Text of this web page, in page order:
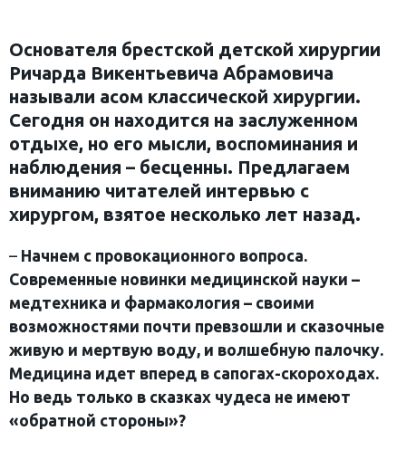
Основателя брестской детской хирургии
Ричарда Викентьевича Абрамовича
называли асом классической хирургии.
Сегодня он находится на заслуженном
отдыхе, но его мысли, воспоминания и
наблюдения – бесценны. Предлагаем
вниманию читателей интервью с
хирургом, взятое несколько лет назад.
– Начнем с провокационного вопроса.
Современные новинки медицинской науки –
медтехника и фармакология – своими
возможностями почти превзошли и сказочные
живую и мертвую воду, и волшебную палочку.
Медицина идет вперед в сапогах-скороходах.
Но ведь только в сказках чудеса не имеют
«обратной стороны»?